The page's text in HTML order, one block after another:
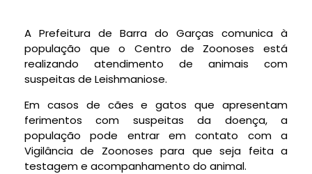
A Prefeitura de Barra do Garças comunica à
população que o Centro de Zoonoses está
realizando atendimento de animais com
suspeitas de Leishmaniose.
Em casos de cães e gatos que apresentam
ferimentos com suspeitas da doença, a
população pode entrar em contato com a
Vigilância de Zoonoses para que seja feita a
testagem e acompanhamento do animal.